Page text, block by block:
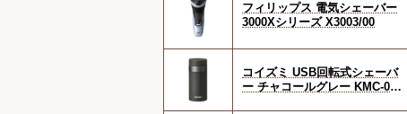
フィリップス 電気シェーバー
3000Xシリーズ X3003/00
コイズミ USB回転式シェーバ
ー チャコールグレー KMC-072